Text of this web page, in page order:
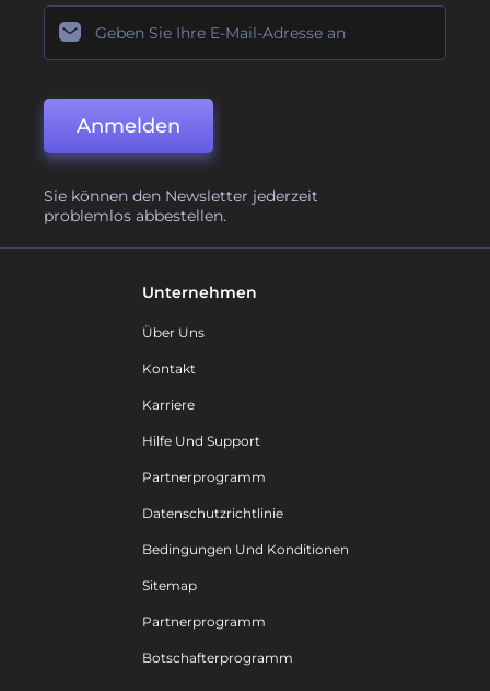
Anmelden
Sie können den Newsletter jederzeit
problemlos abbestellen.
Unternehmen
Über Uns
Kontakt
Karriere
Hilfe Und Support
Partnerprogramm
Datenschutzrichtlinie
Bedingungen Und Konditionen
Sitemap
Partnerprogramm
Botschafterprogramm